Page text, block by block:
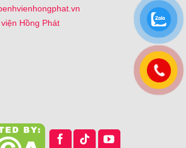
Hồng Phát